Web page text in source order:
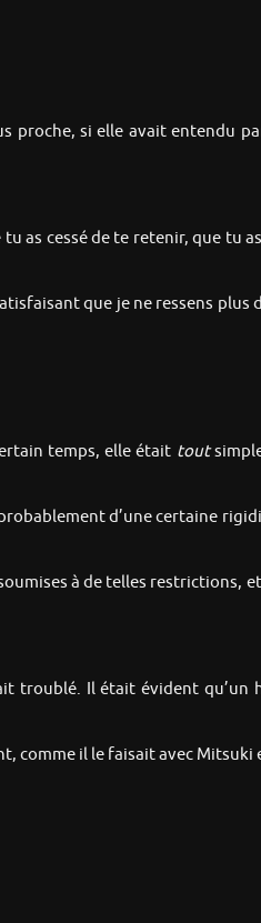
proche, si elle avait entendu
as cessé de te retenir, que tu
que je ne ressens plus
temps, elle était tout
d’une certaine
à de telles restrictions,
troublé. Il était évident qu’un
comme il le faisait avec Mitsuki